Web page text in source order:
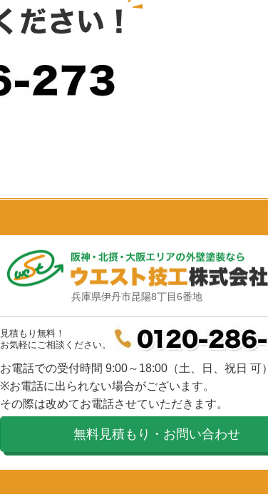
兵庫県伊丹市昆陽8丁目6番地
見積もり無料！
お気軽にご相談ください。
お電話での受付時間 9:00～18:00（土、日、祝日 可）
※お電話に出られない場合がございます。
その際は改めてお電話させていただきます。
無料見積もり・お問い合わせ